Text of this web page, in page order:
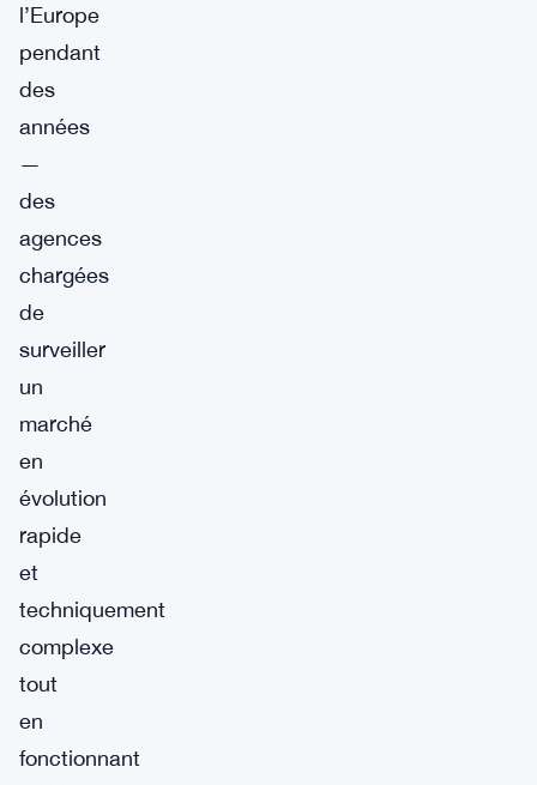
l’Europe
pendant
des
années
—
des
agences
chargées
de
surveiller
un
marché
en
évolution
rapide
et
techniquement
complexe
tout
en
fonctionnant